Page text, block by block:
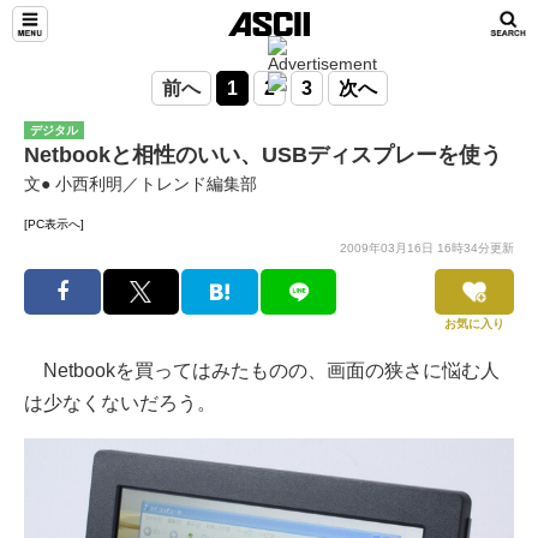
前へ 1 2 3 次へ
デジタル
Netbookと相性のいい、USBディスプレーを使う
文● 小西利明／トレンド編集部
[PC表示へ]
2009年03月16日 16時34分更新
お気に入り
Netbookを買ってはみたものの、画面の狭さに悩む人
は少なくないだろう。